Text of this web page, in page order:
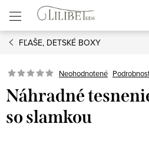
obsah
FĽAŠE, DETSKÉ BOXY
Neohodnotené
Náhradné
so slamkou